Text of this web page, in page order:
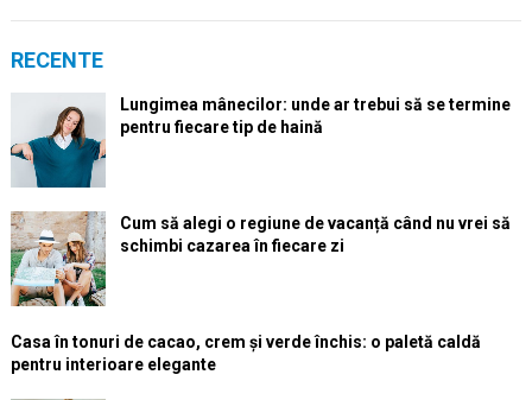
RECENTE
Lungimea mânecilor: unde ar trebui să se termine
pentru fiecare tip de haină
Cum să alegi o regiune de vacanță când nu vrei să
schimbi cazarea în fiecare zi
Casa în tonuri de cacao, crem și verde închis: o paletă caldă
pentru interioare elegante